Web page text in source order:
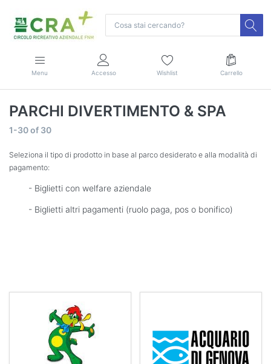
Menu Accesso Wishlist Carrello
PARCHI DIVERTIMENTO & SPA
1-30of 30
Seleziona il tipo di prodotto in base al parco desiderato e alla modalità di
pagamento:
- Biglietti con welfare aziendale
- Biglietti altri pagamenti (ruolo paga, pos o bonifico)